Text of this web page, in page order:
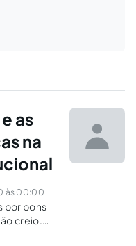
as
na
às 00:00
por bons
creio.